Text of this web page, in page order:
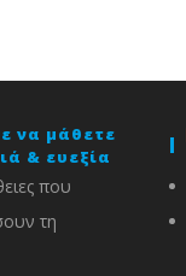
να μάθετε
& ευεξία
που
τη